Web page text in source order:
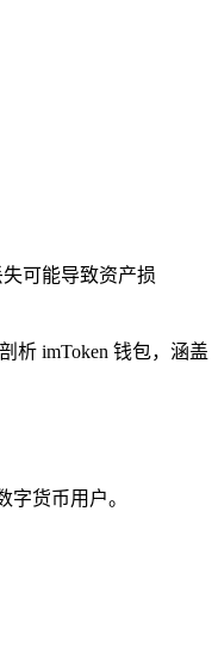
可能导致资产损
析 imToken 钱包，涵盖
货币用户。